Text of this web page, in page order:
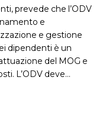
prevede che l’ODV
e
e gestione
dipendenti è un
del MOG e
L’ODV deve…